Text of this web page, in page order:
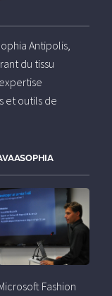
Antipolis,
du tissu
et outils de
Fashion